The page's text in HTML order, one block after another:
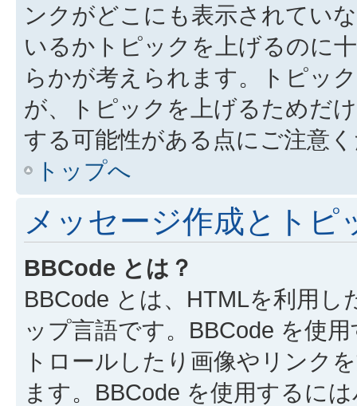
ンクがどこにも表示されてい
いるかトピックを上げるのに
らかが考えられます。トピッ
が、トピックを上げるためだ
する可能性がある点にご注意
トップへ
メッセージ作成とトピ
BBCode とは？
BBCode とは、HTMLを利用
ップ言語です。BBCode を使
トロールしたり画像やリンク
ます。BBCode を使用するに